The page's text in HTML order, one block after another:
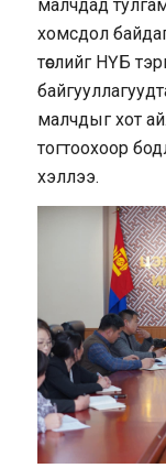
малчдад
хомсдол
төслийг НҮБ
малчдыг хот
тогтоохоор
хэллээ.